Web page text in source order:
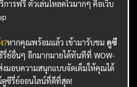
ารฟรี ตัวเล่นโหลดไวมากๆ คือเว็บ
?หากคุณพร้อมแล้ว เข้ามารับชมดูซี
รี่ย์อื่นๆ อีกมากมายได้ทันทีที่ WOW-
ส่งมอบความสนุกแบบจัดเต็มให้คุณได้
ซีรี่ย์ออนไลน์ที่ดีที่สุด!